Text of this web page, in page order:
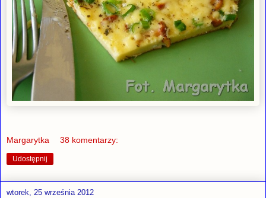
Margarytka 38 komentarzy:
Udostępnij
wtorek, 25 września 2012